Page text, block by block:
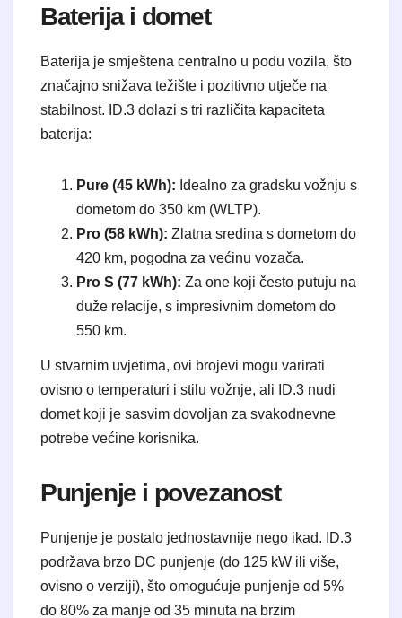
Baterija i domet
Baterija je smještena centralno u podu vozila, što
značajno snižava težište i pozitivno utječe na
stabilnost. ID.3 dolazi s tri različita kapaciteta
baterija:
Pure (45 kWh): Idealno za gradsku vožnju s
dometom do 350 km (WLTP).
Pro (58 kWh): Zlatna sredina s dometom do
420 km, pogodna za većinu vozača.
Pro S (77 kWh): Za one koji često putuju na
duže relacije, s impresivnim dometom do
550 km.
U stvarnim uvjetima, ovi brojevi mogu varirati
ovisno o temperaturi i stilu vožnje, ali ID.3 nudi
domet koji je sasvim dovoljan za svakodnevne
potrebe većine korisnika.
Punjenje i povezanost
Punjenje je postalo jednostavnije nego ikad. ID.3
podržava brzo DC punjenje (do 125 kW ili više,
ovisno o verziji), što omogućuje punjenje od 5%
do 80% za manje od 35 minuta na brzim